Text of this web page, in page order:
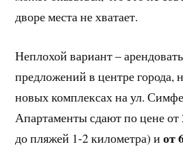
дворе места не хватает.
Неплохой вариант –
предложений в центре города,
новых комплексах на ул.
Апартаменты сдают по цене от
до пляжей 1-2 километра) иот